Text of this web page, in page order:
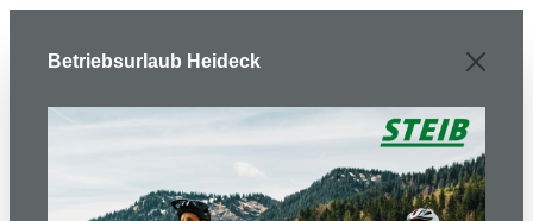
Betriebsurlaub Heideck